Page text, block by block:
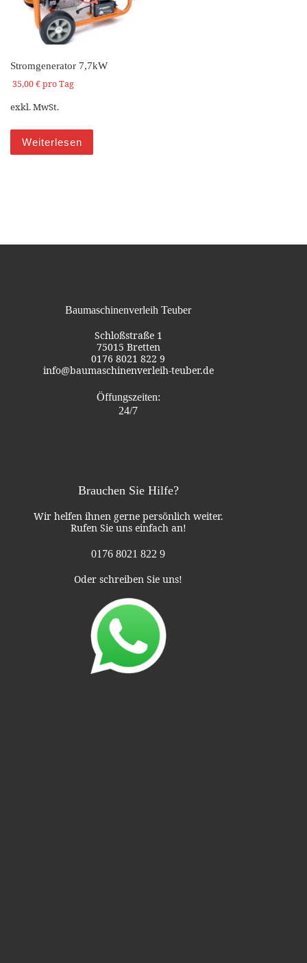
Stromgenerator 7,7kW
35,00€pro Tag
exkl. MwSt.
Weiterlesen
Baumaschinenverleih Teuber
Schloßstraße 1
75015 Bretten
0176 8021 822 9
info@baumaschinenverleih-teuber.de
Öffungszeiten:
24/7
Brauchen Sie Hilfe?
Wir helfen ihnen gerne persönlich weiter.
Rufen Sie uns einfach an!
0176 8021 822 9
Oder schreiben Sie uns!